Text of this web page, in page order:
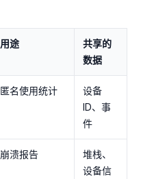
用途
共享的
数据
匿名使用统计
设备
ID、事
件
崩溃报告
堆栈、
设备信